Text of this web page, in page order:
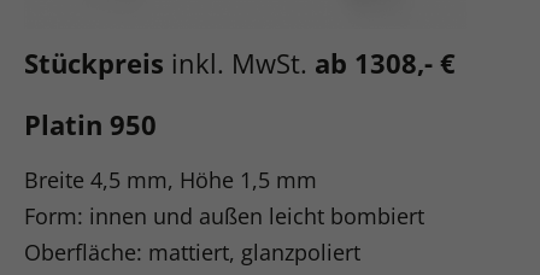
Stückpreis inkl. MwSt. ab 1308,- €
Platin 950
Breite 4,5 mm, Höhe 1,5 mm
Form: innen und außen leicht bombiert
Oberfläche: mattiert, glanzpoliert